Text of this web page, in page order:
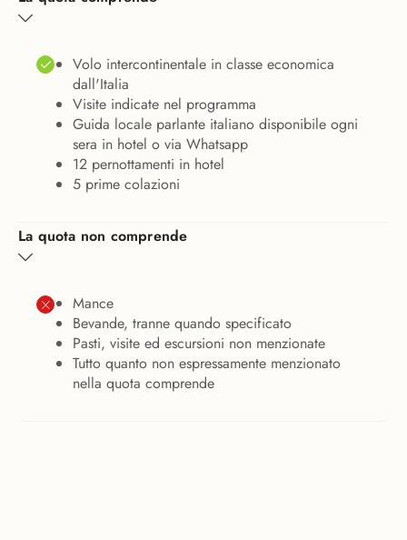
Volo intercontinentale in classe economica
dall'Italia
Visite indicate nel programma
Guida locale parlante italiano disponibile ogni
sera in hotel o via Whatsapp
12 pernottamenti in hotel
5 prime colazioni
La quota non comprende
Mance
Bevande, tranne quando specificato
Pasti, visite ed escursioni non menzionate
Tutto quanto non espressamente menzionato
nella quota comprende